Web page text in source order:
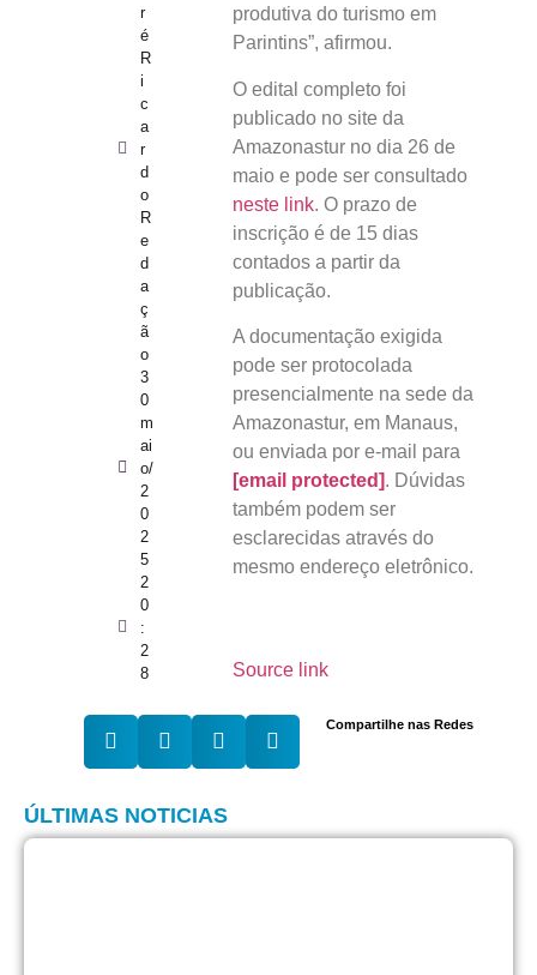
r
é
R
i
c
a
r
d
o
R
e
d
a
ç
ã
o
3
0
m
ai
o/
2
0
2
5
2
0
:
2
8
produtiva do turismo em
Parintins”, afirmou.
O edital completo foi
publicado no site da
Amazonastur no dia 26 de
maio e pode ser consultado
neste link. O prazo de
inscrição é de 15 dias
contados a partir da
publicação.
A documentação exigida
pode ser protocolada
presencialmente na sede da
Amazonastur, em Manaus,
ou enviada por e-mail para
[email protected]. Dúvidas
também podem ser
esclarecidas através do
mesmo endereço eletrônico.
Source link
Compartilhe nas Redes
ÚLTIMAS NOTICIAS